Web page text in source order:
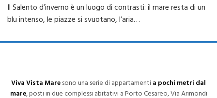
Il Salento d’inverno è un luogo di contrasti: il mare resta di un
blu intenso, le piazze si svuotano, l’aria…
Viva Vista Maresono una serie di appartamentia pochi metri dal
mare, posti in due complessi abitativi a Porto Cesareo, Via Arimondi